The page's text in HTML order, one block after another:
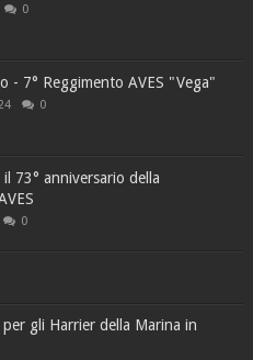
0
- 7° Reggimento AVES "Vega"
0
il 73° anniversario della
0
per gli Harrier della Marina in